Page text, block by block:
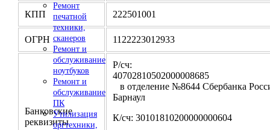
Ремонт
печатной
техники,
сканеров
Ремонт и
обслуживание
ноутбуков
Ремонт и
обслуживание
ПК
Утилизация
оргтехники,
КПП 222501001
ОГРН 1122223012933
Банковские
реквизиты
Р/сч:
в отделение №8644 Сбербанка
Барнаул
К/сч: 30101810200000000604